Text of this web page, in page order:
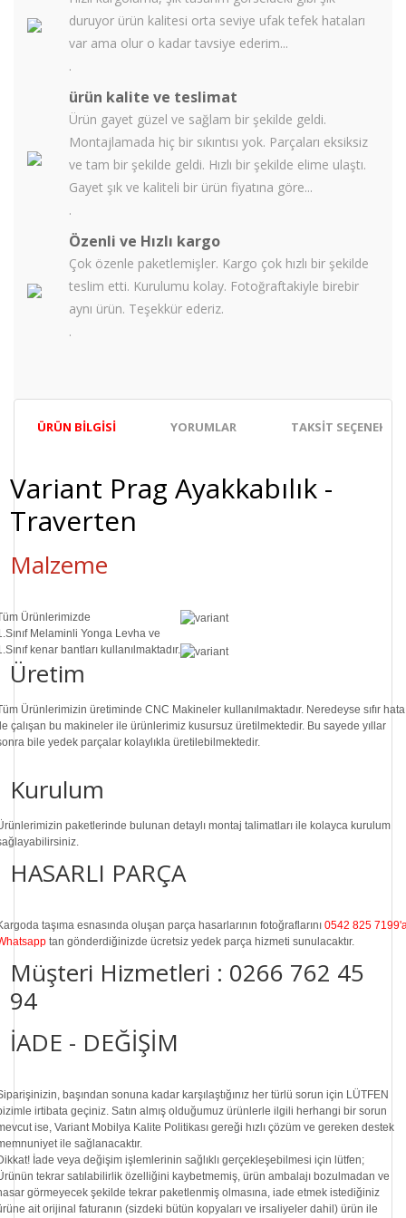
duruyor ürün kalitesi orta seviye ufak tefek hataları
var ama olur o kadar tavsiye ederim...
.
ürün kalite ve teslimat
Ürün gayet güzel ve sağlam bir şekilde geldi.
Montajlamada hiç bir sıkıntısı yok. Parçaları eksiksiz
ve tam bir şekilde geldi. Hızlı bir şekilde elime ulaştı.
Gayet şık ve kaliteli bir ürün fiyatına göre...
.
Özenli ve Hızlı kargo
Çok özenle paketlemişler. Kargo çok hızlı bir şekilde
teslim etti. Kurulumu kolay. Fotoğraftakiyle birebir
aynı ürün. Teşekkür ederiz.
.
ÜRÜN BILGISI YORUMLAR TAKSIT
Variant Prag Ayakkabılık -
Traverten
Malzeme
Ürünlerimizde
Melaminli Yonga Levha ve
kenar bantları kullanılmaktadır.
Üretim
Ürünlerimizin üretiminde CNC Makineler kullanılmaktadır. Neredeyse sıfır hata
çalışan bu makineler ile ürünlerimiz kusursuz üretilmektedir. Bu sayede yıllar
bile yedek parçalar kolaylıkla üretilebilmektedir.
Kurulum
paketlerinde bulunan detaylı montaj talimatları ile kolayca kurulum
HASARLI PARÇA
taşıma esnasında oluşan parça hasarlarının fotoğraflarını 0542 825
tan gönderdiğinizde ücretsiz yedek parça hizmeti sunulacaktır.
Müşteri Hizmetleri : 0266 762 45
94
İADE - DEĞİŞİM
başından sonuna kadar karşılaştığınız her türlü sorun için LÜTFEN
irtibata geçiniz. Satın almış olduğumuz ürünlerle ilgili herhangi bir sorun
ise, Variant Mobilya Kalite Politikası gereği hızlı çözüm ve gereken destek
ile sağlanacaktır.
İade veya değişim işlemlerinin sağlıklı gerçekleşebilmesi için lütfen;
tekrar satılabilirlik özelliğini kaybetmemiş, ürün ambalajı bozulmadan ve
görmeyecek şekilde tekrar paketlenmiş olmasına, iade etmek istediğiniz
ait orijinal faturanın (sizdeki bütün kopyaları ve irsaliyeler dahil) ürün ile